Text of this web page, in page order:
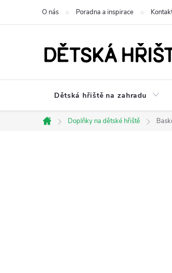
O nás Poradna a inspirace
Dětská hřiště na zahradu
Domů
Doplňky na dětské hřiště